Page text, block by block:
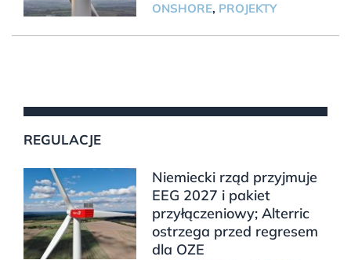
ONSHORE, PROJEKTY
REGULACJE
Niemiecki rząd przyjmuje
EEG 2027 i pakiet
przyłączeniowy; Alterric
ostrzega przed regresem
dla OZE